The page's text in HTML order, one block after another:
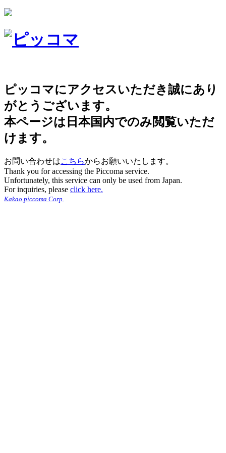
ピッコマにアクセスいただき誠にあり
がとうございます。
本ページは日本国内でのみ閲覧いただ
けます。
お問い合わせはこちらからお願いいたします。
Thank you for accessing the Piccoma service.
Unfortunately, this service can only be used from Japan.
For inquiries, please click here.
Kakao piccoma Corp.